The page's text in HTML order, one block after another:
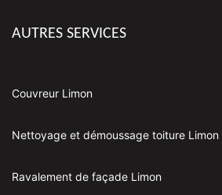
AUTRES SERVICES
Couvreur Limon
Nettoyage et démoussage toiture Limon
Ravalement de façade Limon